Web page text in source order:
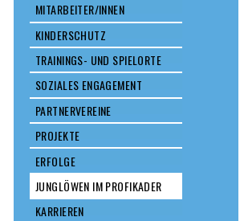
MITARBEITER/INNEN
KINDERSCHUTZ
TRAININGS- UND SPIELORTE
SOZIALES ENGAGEMENT
PARTNERVEREINE
PROJEKTE
ERFOLGE
JUNGLÖWEN IM PROFIKADER
KARRIEREN